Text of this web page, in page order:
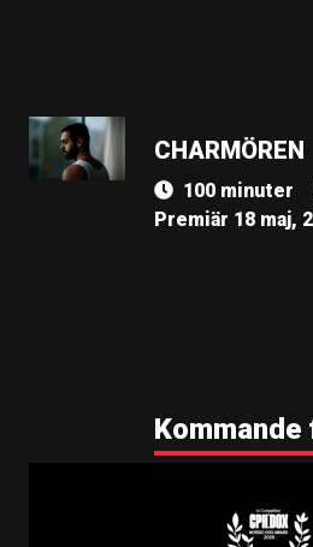
CHARMÖREN
100 minuter
Premiär 18 maj,
Kommande